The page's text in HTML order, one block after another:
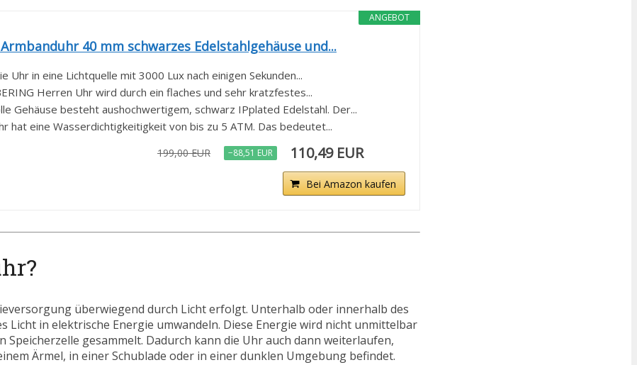
ANGEBOT
40 mm schwarzes Edelstahlgehäuse und...
Uhr in eine Lichtquelle mit 3000 Lux nach einigen Sekunden...
Herren Uhr wird durch ein flaches und sehr kratzfestes...
Gehäuse besteht aushochwertigem, schwarz IPplated Edelstahl. Der...
hat eine Wasserdichtigkeitigkeit von bis zu 5 ATM. Das bedeutet...
199,00 EUR −88,51 EUR 110,49 EUR
Bei Amazon kaufen
überwiegend durch Licht erfolgt. Unterhalb oder innerhalb des
Licht in elektrische Energie umwandeln. Diese Energie wird nicht unmittelbar
gesammelt. Dadurch kann die Uhr auch dann weiterlaufen,
Ärmel, in einer Schublade oder in einer dunklen Umgebung befindet.